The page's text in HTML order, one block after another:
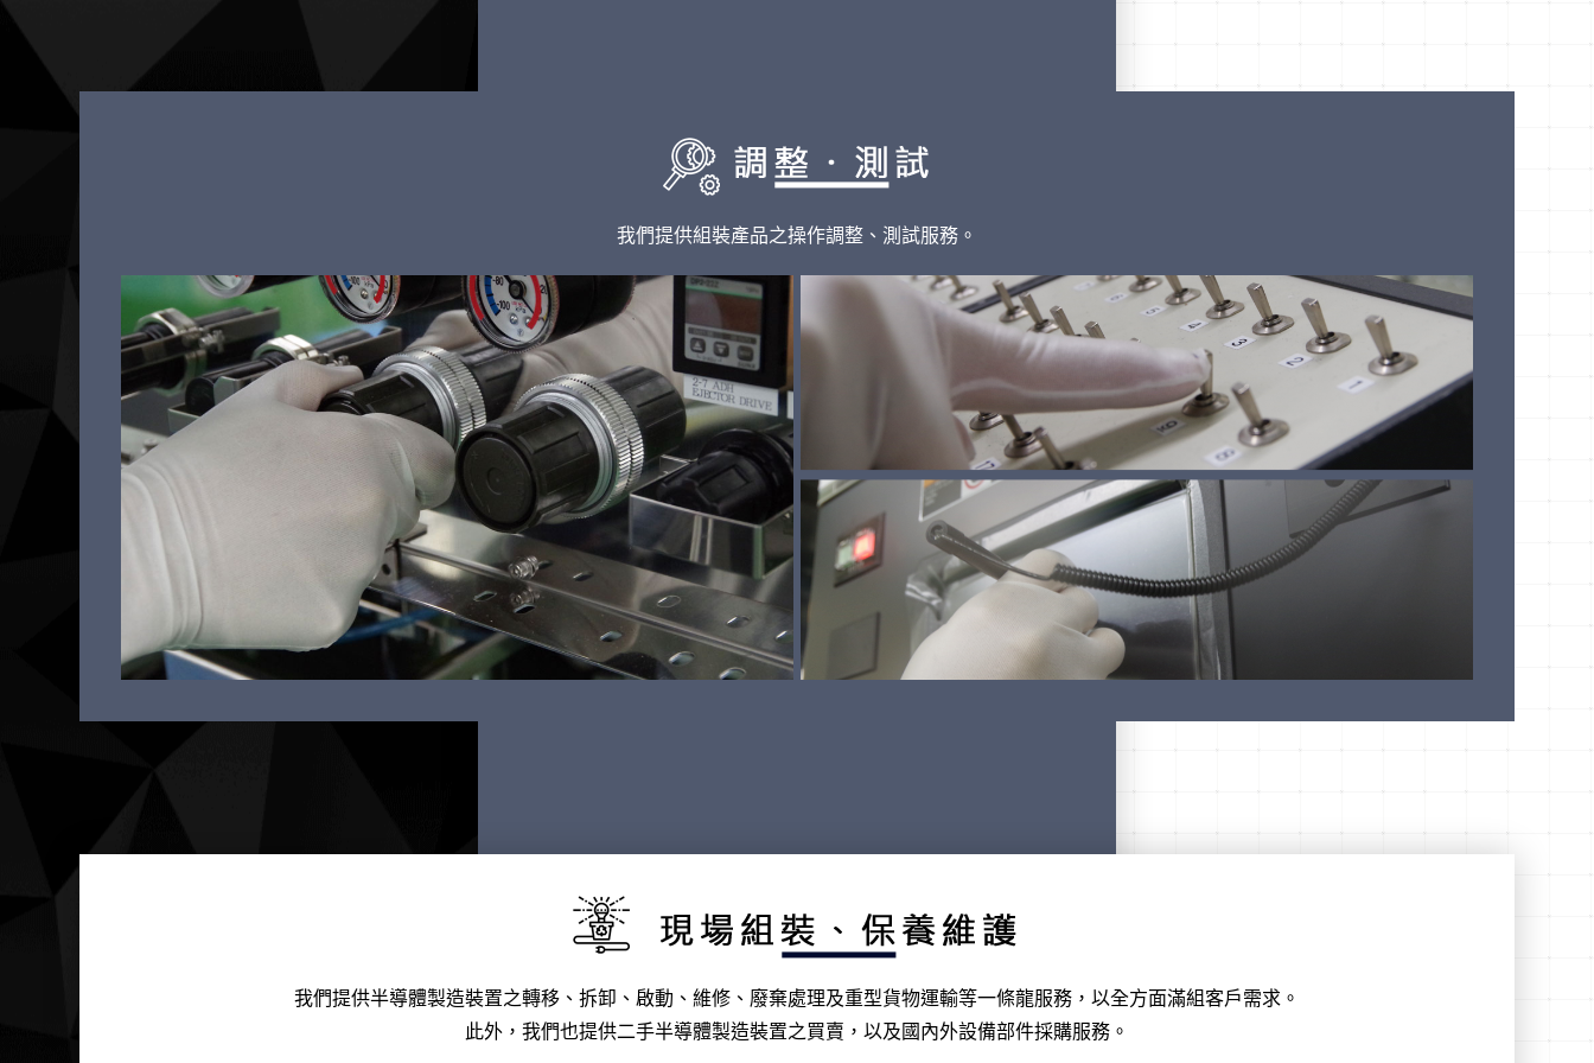
我們提供組裝產品之操作調整、測試服務。
我們提供半導體製造裝置之轉移、拆卸、啟動、維修、廢棄處理及重型貨物運輸等一條龍服務，以全方面滿組客戶需求。
此外，我們也提供二手半導體製造裝置之買賣，以及國內外設備部件採購服務。